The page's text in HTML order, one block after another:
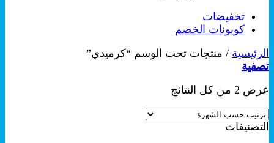
تخفيضات
كوبونات الخصم
الرئيسية / منتجات تحت الوسم “كرميدي”
تصفية
عرض ⁦2⁩ من كل النتائج
حسب
التصنيفات